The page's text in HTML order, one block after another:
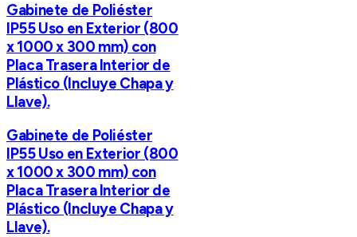
Gabinete de Poliéster
IP55 Uso en Exterior (800
x 1000 x 300 mm) con
Placa Trasera Interior de
Plástico (Incluye Chapa y
Llave).
Gabinete de Poliéster
IP55 Uso en Exterior (800
x 1000 x 300 mm) con
Placa Trasera Interior de
Plástico (Incluye Chapa y
Llave).